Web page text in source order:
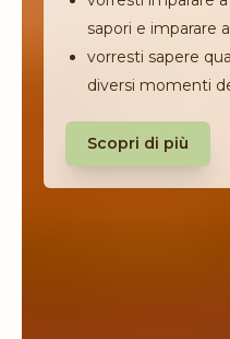
sapori e imparare
vorresti sapere
diversi momenti
Scopri di più